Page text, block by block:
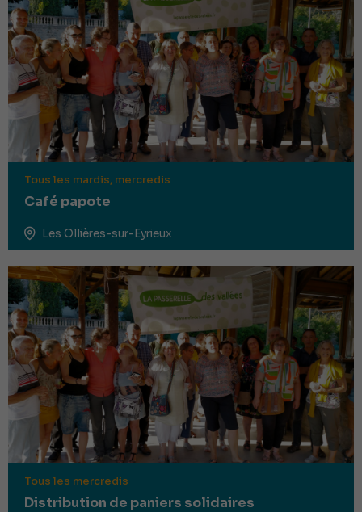
Tous les mardis, mercredis
Café papote
Les Ollières-sur-Eyrieux
Tous les mercredis
Distribution de paniers solidaires